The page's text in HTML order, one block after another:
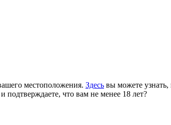
местоположения. Здесь вы можете
подтверждаете, что вам не менее 18 лет?